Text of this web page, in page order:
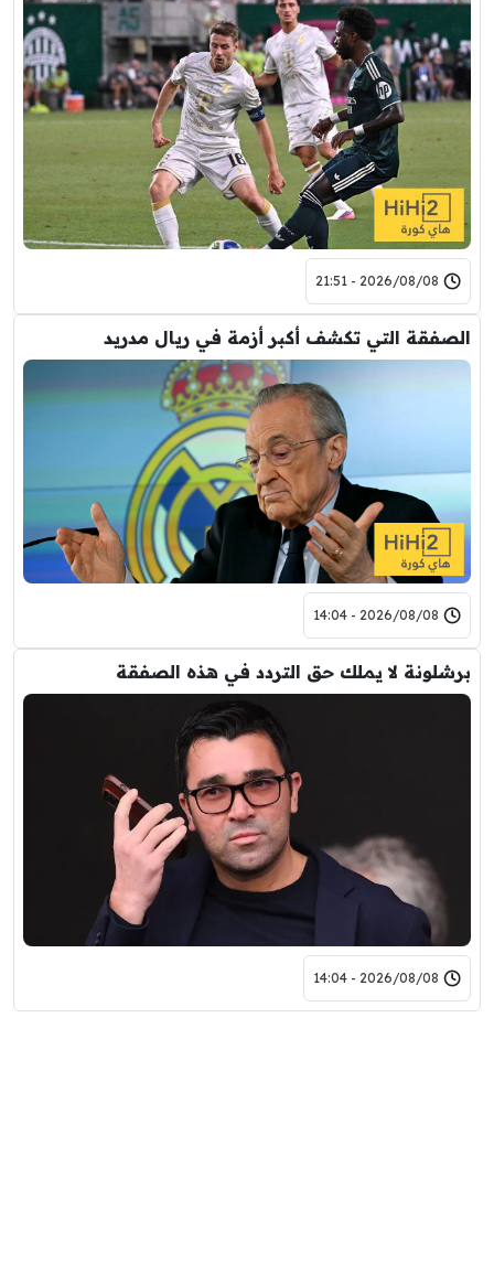
2026/08/08 - 21:51
الصفقة التي تكشف أكبر أزمة في ريال مدريد
2026/08/08 - 14:04
برشلونة لا يملك حق التردد في هذه الصفقة
2026/08/08 - 14:04